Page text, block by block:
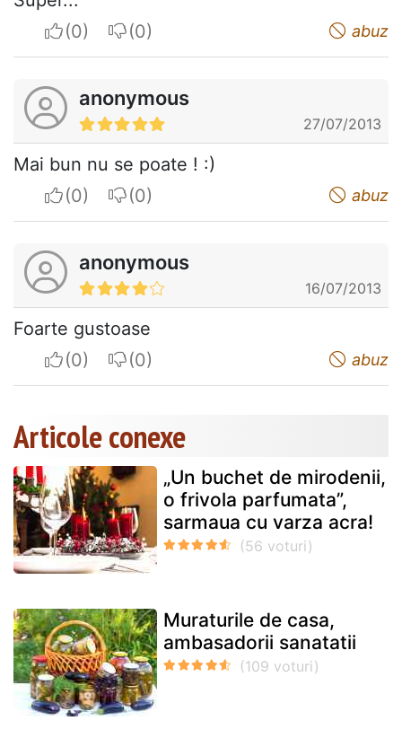
I apreciateI do not appreciate abuz
anonymous
27/07/2013
Mai bun nu se poate ! :)
I apreciateI do not appreciate abuz
anonymous
16/07/2013
Foarte gustoase
I apreciateI do not appreciate abuz
Articole conexe
„Un buchet de mirodenii,
o frivola parfumata”,
sarmaua cu varza acra!
Muraturile de casa,
ambasadorii sanatatii